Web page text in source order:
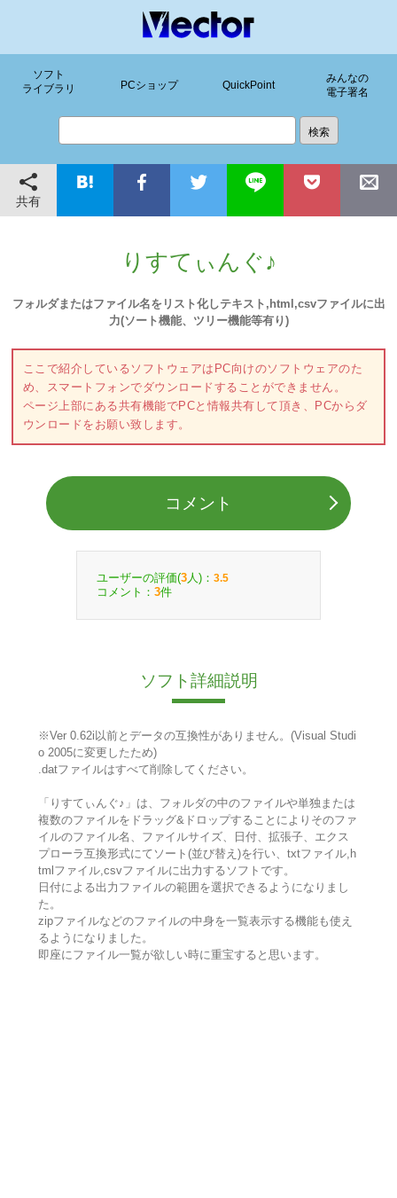
ソフト
ライブラリ
PCショップ QuickPoint
みんなの
電子署名
共有
りすてぃんぐ♪
フォルダまたはファイル名をリスト化しテキスト,html,csvファイルに出
力(ソート機能、ツリー機能等有り)
ここで紹介しているソフトウェアはPC向けのソフトウェアのた
め、スマートフォンでダウンロードすることができません。
ページ上部にある共有機能でPCと情報共有して頂き、PCからダ
ウンロードをお願い致します。
コメント
ユーザーの評価(3 人)： 3.5
コメント： 3件
ソフト詳細説明
※Ver 0.62i以前とデータの互換性がありません。(Visual Studi
o 2005に変更したため)
.datファイルはすべて削除してください。
「りすてぃんぐ♪」は、フォルダの中のファイルや単独または
複数のファイルをドラッグ&ドロップすることによりそのファ
イルのファイル名、ファイルサイズ、日付、拡張子、エクス
プローラ互換形式にてソート(並び替え)を行い、txtファイル,h
tmlファイル,csvファイルに出力するソフトです。
日付による出力ファイルの範囲を選択できるようになりまし
た。
zipファイルなどのファイルの中身を一覧表示する機能も使え
るようになりました。
即座にファイル一覧が欲しい時に重宝すると思います。